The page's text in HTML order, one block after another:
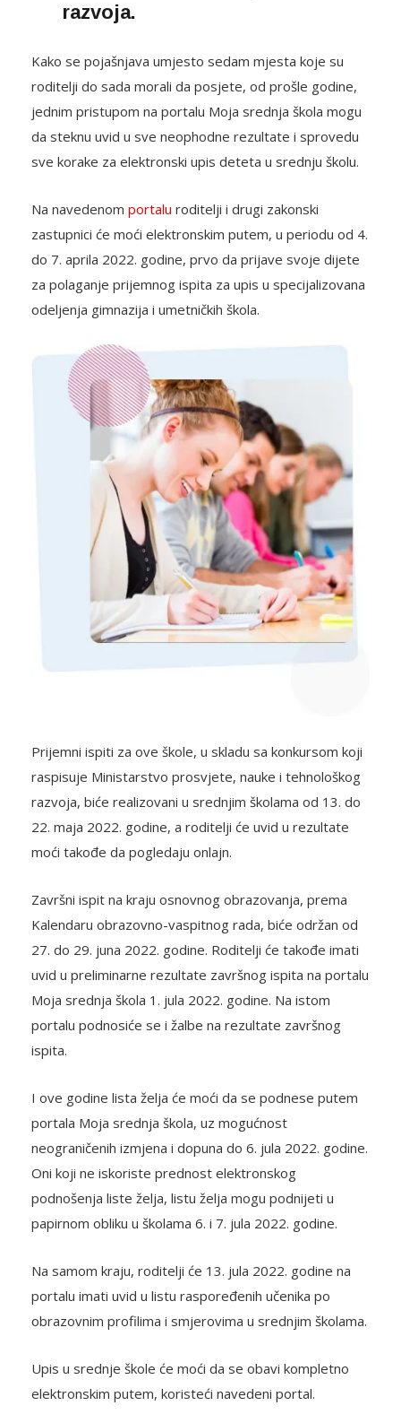
razvoja.
Kako se pojašnjava umjesto sedam mjesta koje su
roditelji do sada morali da posjete, od prošle godine,
jednim pristupom na portalu Moja srednja škola mogu
da steknu uvid u sve neophodne rezultate i sprovedu
sve korake za elektronski upis deteta u srednju školu.
Na navedenom portalu roditelji i drugi zakonski
zastupnici će moći elektronskim putem, u periodu od 4.
do 7. aprila 2022. godine, prvo da prijave svoje dijete
za polaganje prijemnog ispita za upis u specijalizovana
odeljenja gimnazija i umetničkih škola.
Prijemni ispiti za ove škole, u skladu sa konkursom koji
raspisuje Ministarstvo prosvjete, nauke i tehnološkog
razvoja, biće realizovani u srednjim školama od 13. do
22. maja 2022. godine, a roditelji će uvid u rezultate
moći takođe da pogledaju onlajn.
Završni ispit na kraju osnovnog obrazovanja, prema
Kalendaru obrazovno-vaspitnog rada, biće održan od
27. do 29. juna 2022. godine. Roditelji će takođe imati
uvid u preliminarne rezultate završnog ispita na portalu
Moja srednja škola 1. jula 2022. godine. Na istom
portalu podnosiće se i žalbe na rezultate završnog
ispita.
I ove godine lista želja će moći da se podnese putem
portala Moja srednja škola, uz mogućnost
neograničenih izmjena i dopuna do 6. jula 2022. godine.
Oni koji ne iskoriste prednost elektronskog
podnošenja liste želja, listu želja mogu podnijeti u
papirnom obliku u školama 6. i 7. jula 2022. godine.
Na samom kraju, roditelji će 13. jula 2022. godine na
portalu imati uvid u listu raspoređenih učenika po
obrazovnim profilima i smjerovima u srednjim školama.
Upis u srednje škole će moći da se obavi kompletno
elektronskim putem, koristeći navedeni portal.